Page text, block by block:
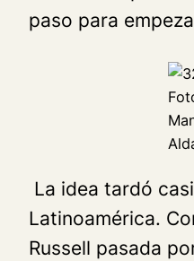
paso para
La idea tardó
Latinoamérica.
Russell pasada